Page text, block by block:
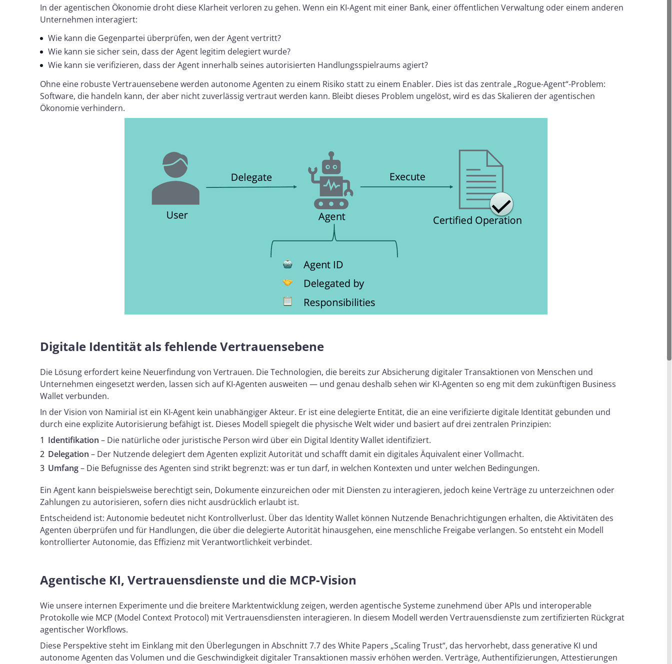
In der agentischen Ökonomie droht diese Klarheit verloren zu gehen. Wenn ein KI-Agent mit einer Bank, einer öffentlichen Verwaltung oder einem anderen
Unternehmen interagiert:
Wie kann die Gegenpartei überprüfen, wen der Agent vertritt?
Wie kann sie sicher sein, dass der Agent legitim delegiert wurde?
Wie kann sie verifizieren, dass der Agent innerhalb seines autorisierten Handlungsspielraums agiert?
Ohne eine robuste Vertrauensebene werden autonome Agenten zu einem Risiko statt zu einem Enabler. Dies ist das zentrale „Rogue-Agent“-Problem:
Software, die handeln kann, der aber nicht zuverlässig vertraut werden kann. Bleibt dieses Problem ungelöst, wird es das Skalieren der agentischen
Ökonomie verhindern.
Digitale Identität als fehlende Vertrauensebene
Die Lösung erfordert keine Neuerfindung von Vertrauen. Die Technologien, die bereits zur Absicherung digitaler Transaktionen von Menschen und
Unternehmen eingesetzt werden, lassen sich auf KI-Agenten ausweiten — und genau deshalb sehen wir KI-Agenten so eng mit dem zukünftigen Business
Wallet verbunden.
In der Vision von Namirial ist ein KI-Agent kein unabhängiger Akteur. Er ist eine delegierte Entität, die an eine verifizierte digitale Identität gebunden und
durch eine explizite Autorisierung befähigt ist. Dieses Modell spiegelt die physische Welt wider und basiert auf drei zentralen Prinzipien:
Identifikation – Die natürliche oder juristische Person wird über ein Digital Identity Wallet identifiziert.
Delegation – Der Nutzende delegiert dem Agenten explizit Autorität und schafft damit ein digitales Äquivalent einer Vollmacht.
Umfang– Die Befugnisse des Agenten sind strikt begrenzt: was er tun darf, in welchen Kontexten und unter welchen Bedingungen.
Ein Agent kann beispielsweise berechtigt sein, Dokumente einzureichen oder mit Diensten zu interagieren, jedoch keine Verträge zu unterzeichnen oder
Zahlungen zu autorisieren, sofern dies nicht ausdrücklich erlaubt ist.
Entscheidend ist: Autonomie bedeutet nicht Kontrollverlust. Über das Identity Wallet können Nutzende Benachrichtigungen erhalten, die Aktivitäten des
Agenten überprüfen und für Handlungen, die über die delegierte Autorität hinausgehen, eine menschliche Freigabe verlangen. So entsteht ein Modell
kontrollierter Autonomie, das Effizienz mit Verantwortlichkeit verbindet.
Agentische KI, Vertrauensdienste und die MCP-Vision
Wie unsere internen Experimente und die breitere Marktentwicklung zeigen, werden agentische Systeme zunehmend über APIs und interoperable
Protokolle wie MCP (Model Context Protocol) mit Vertrauensdiensten interagieren. In diesem Modell werden Vertrauensdienste zum zertifizierten Rückgrat
agentischer Workflows.
Diese Perspektive steht im Einklang mit den Überlegungen in Abschnitt 7.7 des White Papers „Scaling Trust“, das hervorhebt, dass generative KI und
autonome Agenten das Volumen und die Geschwindigkeit digitaler Transaktionen massiv erhöhen werden. Verträge, Authentifizierungen, Attestierungen